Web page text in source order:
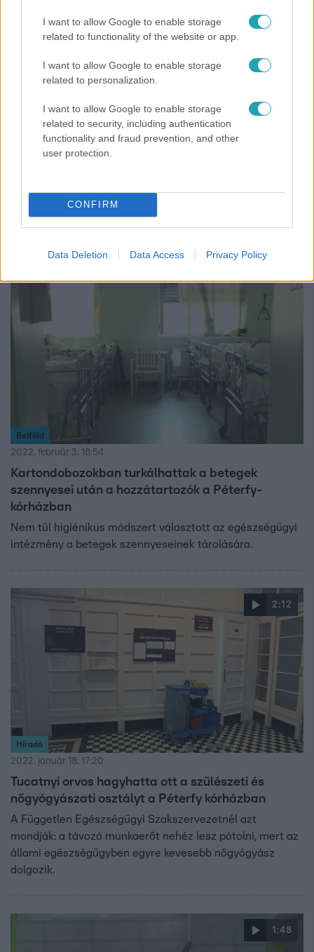
I want to allow Google to enable storage
related to functionality of the website or app.
I want to allow Google to enable storage
related to personalization.
I want to allow Google to enable storage
related to security, including authentication
functionality and fraud prevention, and other
user protection.
CONFIRM
Data Deletion Data Access Privacy Policy
2022. december 7. 13:49
Reagált a Tiktokra felkerült lehangoló videóra a kórház
Belföld
2022. február 3. 18:54
Kartondobozokban turkálhattak a betegek
szennyesei után a hozzátartozók a Péterfy-
kórházban
Nem túl higiénikus módszert választott az egészségügyi
intézmény a betegek szennyeseinek tárolására.
2:12
Híradó
2022. január 18. 17:20
Tucatnyi orvos hagyhatta ott a szülészeti és
nőgyógyászati osztályt a Péterfy kórházban
A Független Egészségügyi Szakszervezetnél azt
mondják: a távozó munkaerőt nehéz lesz pótolni, mert az
állami egészségügyben egyre kevesebb nőgyógyász
dolgozik.
1:48